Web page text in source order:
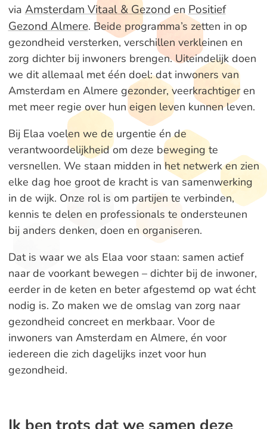
via Amsterdam Vitaal & Gezond en Positief
Gezond Almere. Beide programma’s zetten in op
gezondheid versterken, verschillen verkleinen en
zorg dichter bij inwoners brengen. Uiteindelijk doen
we dit allemaal met één doel: dat inwoners van
Amsterdam en Almere gezonder, veerkrachtiger en
met meer regie over hun eigen leven kunnen leven.
Bij Elaa voelen we de urgentie én de
verantwoordelijkheid om deze beweging te
versnellen. We staan midden in het netwerk en zien
elke dag hoe groot de kracht is van samenwerking
in de wijk. Onze rol is om partijen te verbinden,
kennis te delen en professionals te ondersteunen
bij anders denken, doen en organiseren.
Dat is waar we als Elaa voor staan: samen actief
naar de voorkant bewegen – dichter bij de inwoner,
eerder in de keten en beter afgestemd op wat écht
nodig is. Zo maken we de omslag van zorg naar
gezondheid concreet en merkbaar. Voor de
inwoners van Amsterdam en Almere, én voor
iedereen die zich dagelijks inzet voor hun
gezondheid.